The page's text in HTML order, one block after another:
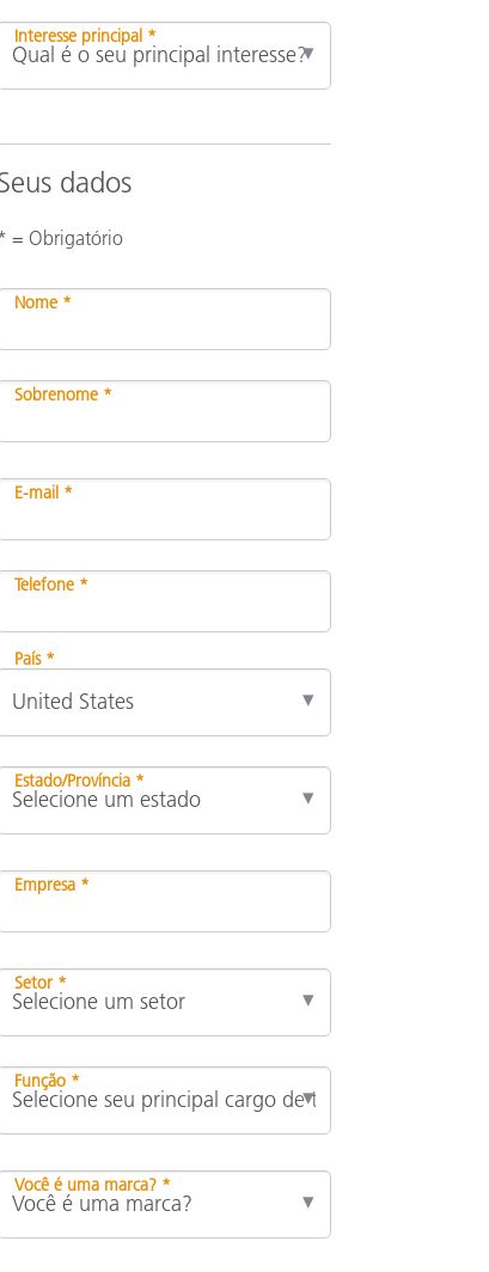
Interesse principal *
dados
= Obrigatório
Nome *
Sobrenome *
E-mail *
Telefone *
País *
Estado/Província *
Empresa *
Setor *
Função *
Você é uma marca? *